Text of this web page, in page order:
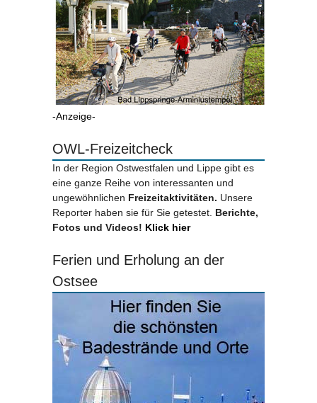
-Anzeige-
OWL-Freizeitcheck
In der Region Ostwestfalen und Lippe gibt es
eine ganze Reihe von interessanten und
ungewöhnlichen Freizeitaktivitäten. Unsere
Reporter haben sie für Sie getestet. Berichte,
Fotos und Videos! Klick hier
Ferien und Erholung an der
Ostsee